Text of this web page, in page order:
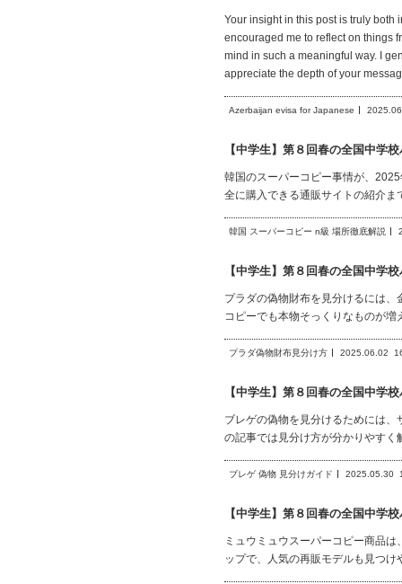
Your insight in this post is truly
encouraged me to reflect on things
mind in such a meaningful way. I
appreciate the depth of your
Azerbaijan evisa for Japanese
【中学生】第８回春の全国中学
韓国のスーパーコピー事情が、
全に購入できる通販サイトの紹介
韓国 スーパーコピー n級 場所徹底解説
【中学生】第８回春の全国中学
プラダの偽物財布を見分けるには
コピーでも本物そっくりなものが
プラダ偽物財布見分け方 2025.06.02
【中学生】第８回春の全国中学
ブレゲの偽物を見分けるためには
の記事では見分け方が分かりやす
ブレゲ 偽物 見分けガイド 2025.05.30
【中学生】第８回春の全国中学
ミュウミュウスーパーコピー商品
ップで、人気の再販モデルも見つけ